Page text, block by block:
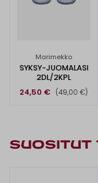
Marimekko
SYKSY-JUOMALASI
2DL/2KPL
24,50 €
(49,00 €)
SUOSITUT